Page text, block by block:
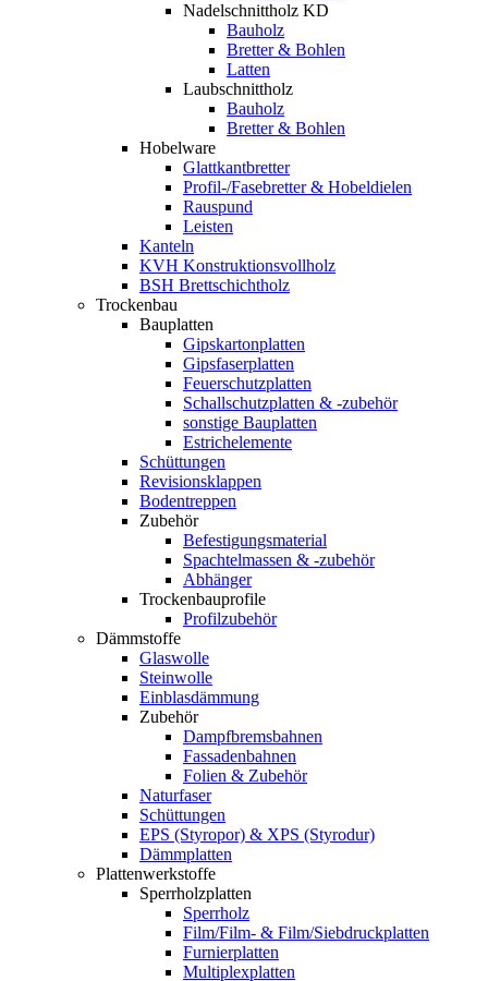
Nadelschnittholz KD
Bauholz
Bretter & Bohlen
Latten
Laubschnittholz
Bauholz
Bretter & Bohlen
Hobelware
Glattkantbretter
Profil-/Fasebretter & Hobeldielen
Rauspund
Leisten
Kanteln
KVH Konstruktionsvollholz
BSH Brettschichtholz
Trockenbau
Bauplatten
Gipskartonplatten
Gipsfaserplatten
Feuerschutzplatten
Schallschutzplatten & -zubehör
sonstige Bauplatten
Estrichelemente
Schüttungen
Revisionsklappen
Bodentreppen
Zubehör
Befestigungsmaterial
Spachtelmassen & -zubehör
Abhänger
Trockenbauprofile
Profilzubehör
Dämmstoffe
Glaswolle
Steinwolle
Einblasdämmung
Zubehör
Dampfbremsbahnen
Fassadenbahnen
Folien & Zubehör
Naturfaser
Schüttungen
EPS (Styropor) & XPS (Styrodur)
Dämmplatten
Plattenwerkstoffe
Sperrholzplatten
Sperrholz
Film/Film- & Film/Siebdruckplatten
Furnierplatten
Multiplexplatten